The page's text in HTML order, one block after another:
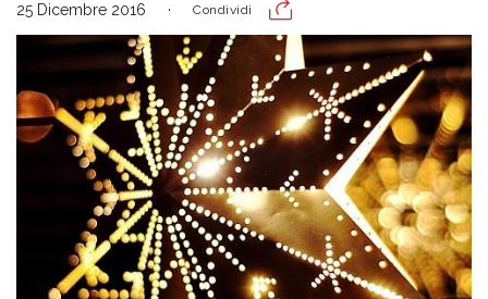
25 Dicembre 2016 Condividi